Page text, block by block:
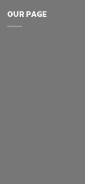
OUR PAGE